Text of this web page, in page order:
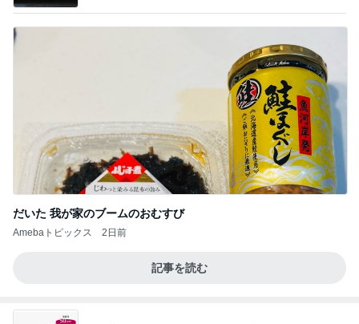
だいた 我が家のブームのおむすび
Amebaトピックス 2日前
記事を読む